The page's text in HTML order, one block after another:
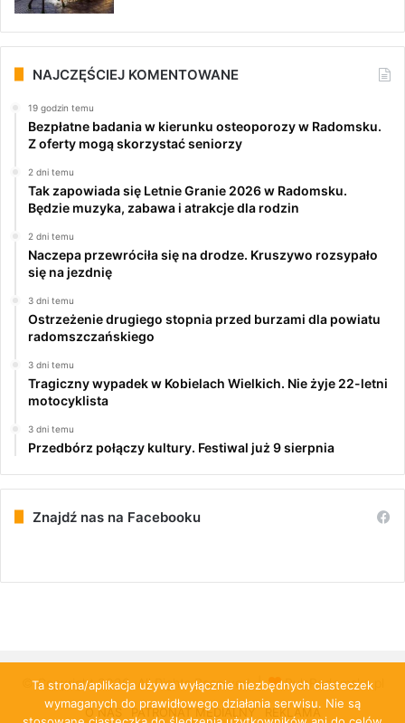
NAJCZĘŚCIEJ KOMENTOWANE
19 godzin temu
Bezpłatne badania w kierunku osteoporozy w Radomsku.
Z oferty mogą skorzystać seniorzy
2 dni temu
Tak zapowiada się Letnie Granie 2026 w Radomsku.
Będzie muzyka, zabawa i atrakcje dla rodzin
2 dni temu
Naczepa przewróciła się na drodze. Kruszywo rozsypało
się na jezdnię
3 dni temu
Ostrzeżenie drugiego stopnia przed burzami dla powiatu
radomszczańskiego
3 dni temu
Tragiczny wypadek w Kobielach Wielkich. Nie żyje 22-letni
motocyklista
3 dni temu
Przedbórz połączy kultury. Festiwal już 9 sierpnia
Znajdź nas na Facebooku
© Copyright 2026, All Rights Reserved | PulsRadomska.pl
O NAS PATRONAT MEDIALNY REKLAMA
Ta strona/aplikacja używa wyłącznie niezbędnych ciasteczek
wymaganych do prawidłowego działania serwisu. Nie są